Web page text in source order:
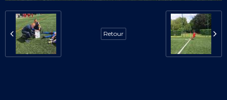
Retour